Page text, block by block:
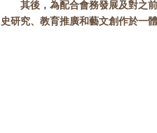
其後，為配合會務發展及對之
史研究、教育推廣和藝文創作於一